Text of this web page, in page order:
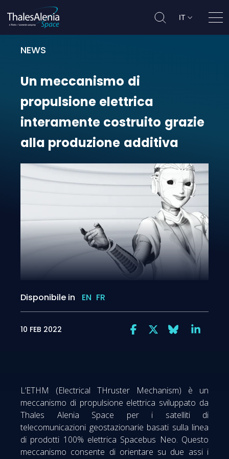
IT
NEWS
Un meccanismo di propulsione
Un meccanismo di
propulsione elettrica
interamente costruito grazie
alla produzione additiva
Disponibile in EN FR
10 FEB 2022
L’ETHM (Electrical THruster Mechanism) è un
meccanismo di propulsione elettrica sviluppato da
Thales Alenia Space per i satelliti di
telecomunicazioni geostazionarie basati sulla linea
di prodotti 100% elettrica Spacebus Neo. Questo
meccanismo consente di orientare su due assi i